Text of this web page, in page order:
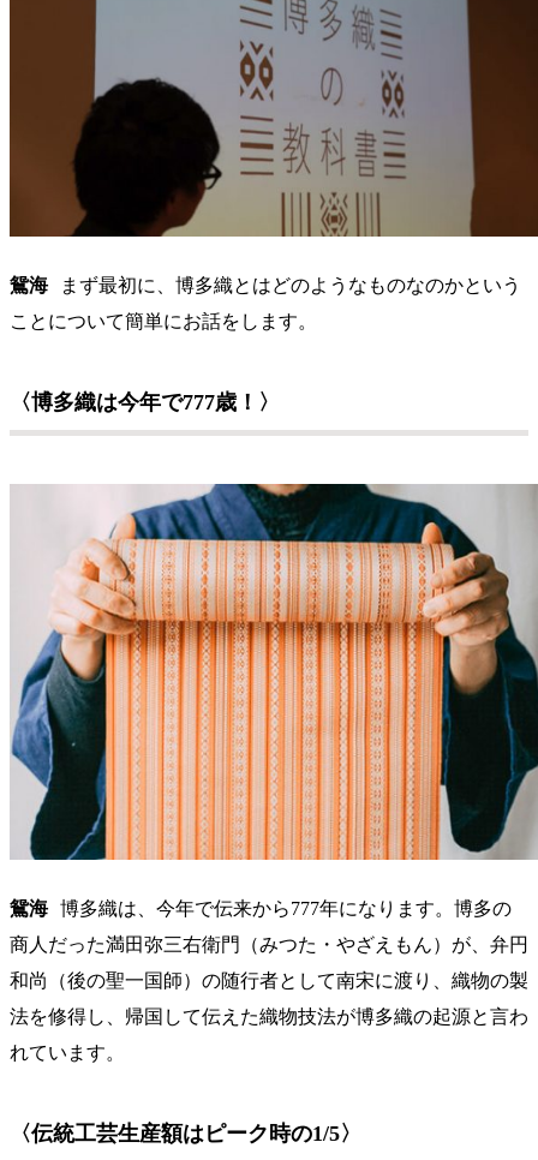
鴛海
まず最初に、博多織とはどのようなものなのかという
ことについて簡単にお話をします。
〈博多織は今年で777歳！〉
鴛海 博多織は、今年で伝来から777年になります。博多の
商人だった満田弥三右衛門（みつた・やざえもん）が、弁円
和尚（後の聖一国師）の随行者として南宋に渡り、織物の製
法を修得し、帰国して伝えた織物技法が博多織の起源と言わ
れています。
〈伝統工芸生産額はピーク時の1/5〉